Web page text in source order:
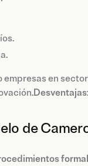
empresas en
Desventajas
de